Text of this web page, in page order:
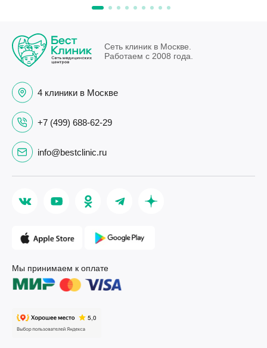
Сеть клиник в Москве.
Работаем с 2008 года.
4 клиники в Москве
+7 (499) 688-62-29
info@bestclinic.ru
Мы принимаем к оплате